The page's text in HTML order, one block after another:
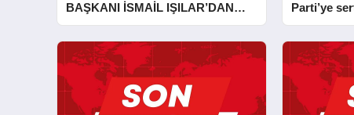
BAŞKANI İSMAİL IŞILAR’DAN
İLKYARDIM EĞİTİCİ EĞİTMENİ
MURAT CAN FİDAN’A ZİYARET
Parti’ye